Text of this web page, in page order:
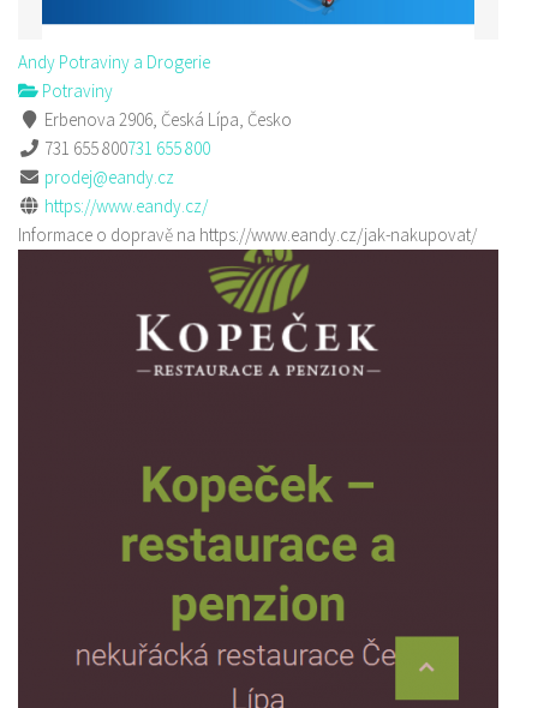
Andy Potraviny a Drogerie
Potraviny
Erbenova 2906, Česká Lípa, Česko
731 655 800731 655 800
prodej@eandy.cz
https://www.eandy.cz/
Informace o dopravě na https://www.eandy.cz/jak-nakupovat/